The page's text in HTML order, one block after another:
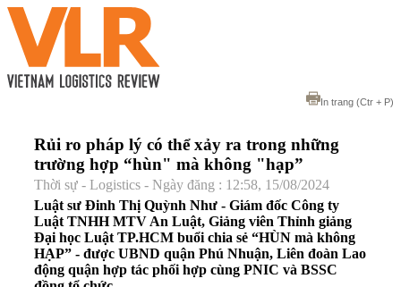
In trang (Ctr + P)
Rủi ro pháp lý có thể xảy ra trong những
trường hợp “hùn" mà không "hạp”
Thời sự - Logistics - Ngày đăng : 12:58, 15/08/2024
Luật sư Đinh Thị Quỳnh Như - Giám đốc Công ty
Luật TNHH MTV An Luật, Giảng viên Thỉnh giảng
Đại học Luật TP.HCM buổi chia sẻ “HÙN mà không
HẠP” - được UBND quận Phú Nhuận, Liên đoàn Lao
động quận hợp tác phối hợp cùng PNIC và BSSC